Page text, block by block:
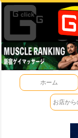
ホーム
お店か